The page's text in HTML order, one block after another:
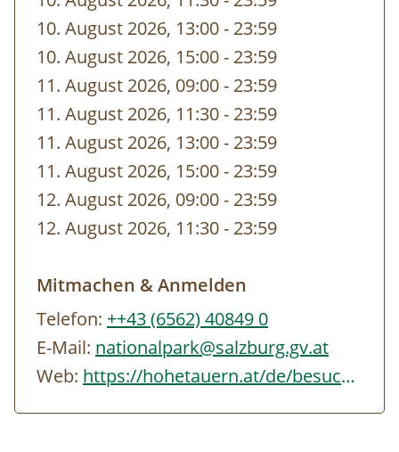
gebuchten Zeit von unseren
MitarbeiterInnen vor dem Eingang abgeholt.
10. August 2026, 13:00- bis
23:59
10. August 2026, 15:00- bis
23:59
11. August 2026, 09:00- bis
23:59
11. August 2026, 11:30- bis
23:59
11. August 2026, 13:00- bis
23:59
11. August 2026, 15:00- bis
23:59
12. August 2026, 09:00- bis
23:59
12. August 2026, 11:30- bis
23:59
Mitmachen & Anmelden
Telefon: ++43 (6562) 40849 0
E-Mail: nationalpark@salzburg.gv.at
Web:
https://hohetauern.at/de/besuchen/tourenangebote.html#/erlebnisse/SBG/CD837A88-…